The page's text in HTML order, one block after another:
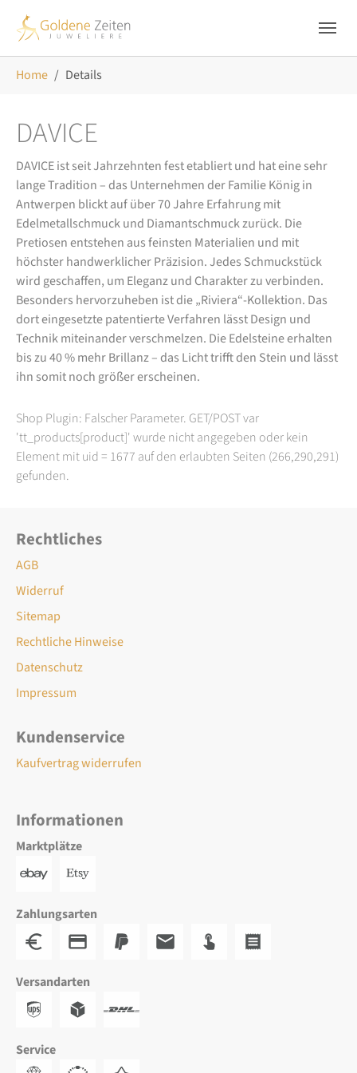
Home Details
DAVICE
DAVICE ist seit Jahrzehnten fest etabliert und hat eine sehr
lange Tradition – das Unternehmen der Familie König in
Antwerpen blickt auf über 70 Jahre Erfahrung mit
Edelmetallschmuck und Diamantschmuck zurück. Die
Pretiosen entstehen aus feinsten Materialien und mit
höchster handwerklicher Präzision. Jedes Schmuckstück
wird geschaffen, um Eleganz und Charakter zu verbinden.
Besonders hervorzuheben ist die „Riviera“-Kollektion. Das
dort eingesetzte patentierte Verfahren lässt Design und
Technik miteinander verschmelzen. Die Edelsteine erhalten
bis zu 40 % mehr Brillanz – das Licht trifft den Stein und lässt
ihn somit noch größer erscheinen.
Shop Plugin: Falscher Parameter. GET/POST var
'tt_products[product]' wurde nicht angegeben oder kein
Element mit uid = 1677 auf den erlaubten Seiten (266,290,291)
gefunden.
Rechtliches
AGB
Widerruf
Sitemap
Rechtliche Hinweise
Datenschutz
Impressum
Kundenservice
Kaufvertrag widerrufen
Informationen
Marktplätze
Zahlungsarten
Versandarten
Service